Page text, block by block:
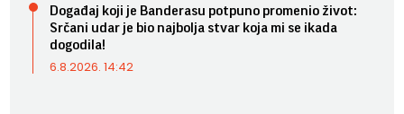
Događaj koji je Banderasu potpuno promenio život:
Srčani udar je bio najbolja stvar koja mi se ikada
dogodila!
6.8.2026. 14:42